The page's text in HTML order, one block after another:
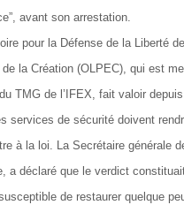
avant son arrestation.
pour la Défense de la Liberté
de la Création (OLPEC), qui est
TMG de l’IFEX, fait valoir
services de sécurité doivent
à la loi. La Secrétaire générale
a déclaré que le verdict
de restaurer quelque